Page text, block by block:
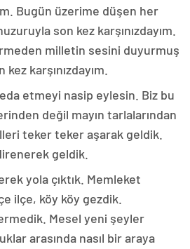
Bugün üzerime düşen her
son kez karşınızdayım.
milletin sesini duyurmuş
karşınızdayım.
etmeyi nasip eylesin. Biz bu
değil mayın tarlalarından
teker teker aşarak geldik.
geldik.
yola çıktık. Memleket
ilçe, köy köy gezdik.
Mesel yeni şeyler
arasında nasıl bir araya